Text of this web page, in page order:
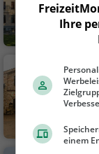
Ihre
einem